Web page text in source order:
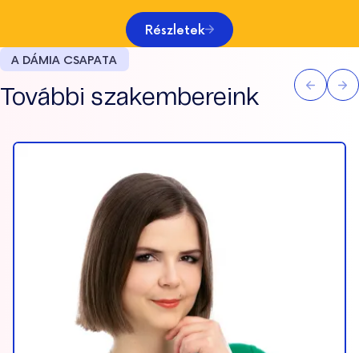
Részletek
A DÁMIA CSAPATA
További szakembereink